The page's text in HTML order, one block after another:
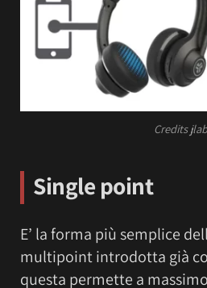
Credits jlab
Single point
E’ la forma più semplice
multipoint introdotta già
questa permette a massimo